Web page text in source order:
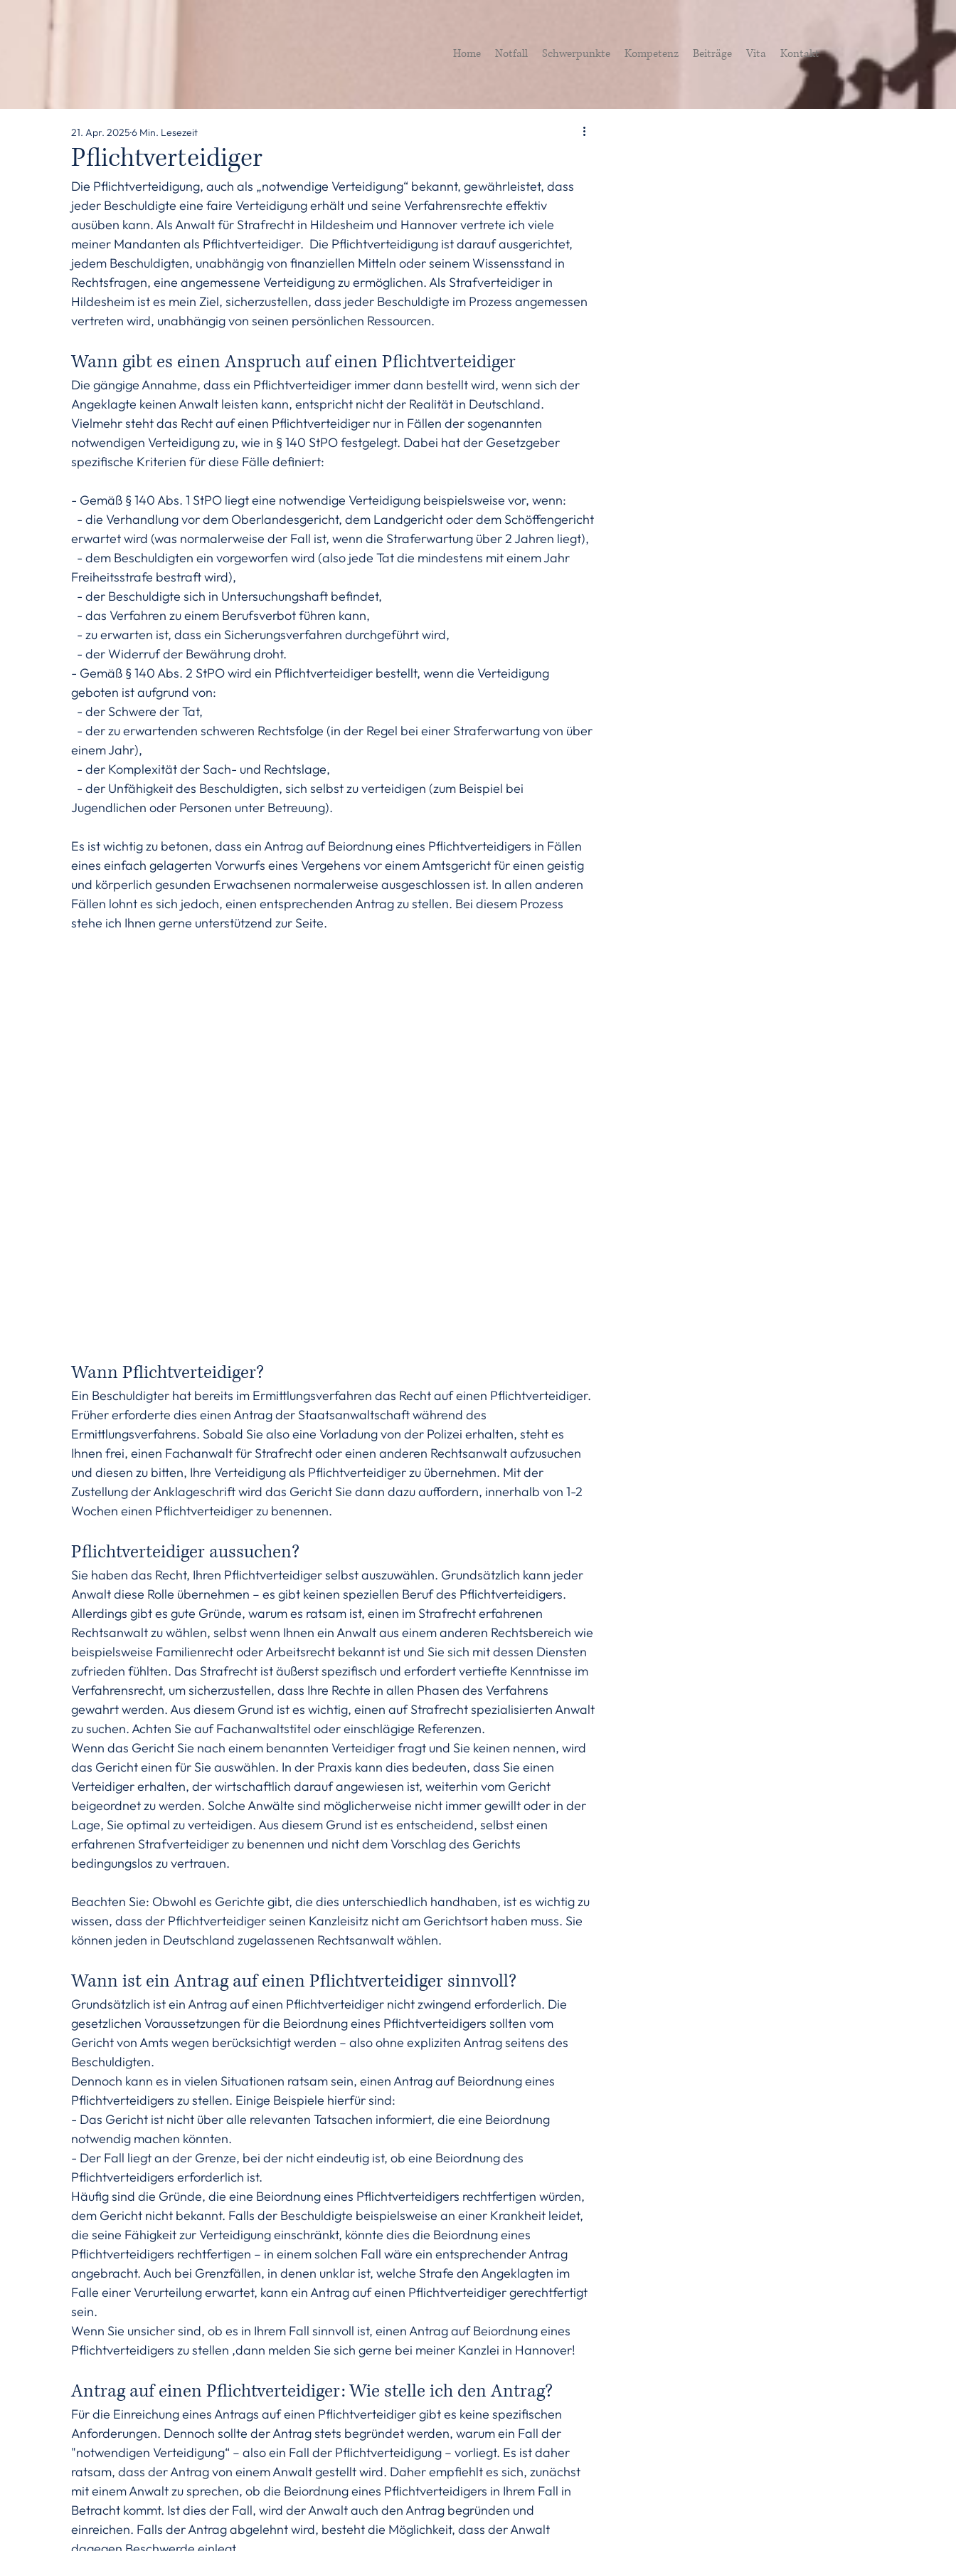
Home Notfall Schwerpunkte Kompetenz Beiträge Vita Kontakt
Pflichtverteidiger
21. Apr. 20256 Min. Lesezeit
Die Pflichtverteidigung, auch als „notwendige Verteidigung“ bekannt, gewährleistet, dass
jeder Beschuldigte eine faire Verteidigung erhält und seine Verfahrensrechte effektiv
ausüben kann. Als Anwalt für Strafrecht in Hildesheim und Hannover vertrete ich viele
meiner Mandanten als Pflichtverteidiger.  Die Pflichtverteidigung ist darauf ausgerichtet,
jedem Beschuldigten, unabhängig von finanziellen Mitteln oder seinem Wissensstand in
Rechtsfragen, eine angemessene Verteidigung zu ermöglichen. Als Strafverteidiger in
Hildesheim ist es mein Ziel, sicherzustellen, dass jeder Beschuldigte im Prozess angemessen
vertreten wird, unabhängig von seinen persönlichen Ressourcen.
Wann gibt es einen Anspruch auf einen Pflichtverteidiger
Die gängige Annahme, dass ein Pflichtverteidiger immer dann bestellt wird, wenn sich der
Angeklagte keinen Anwalt leisten kann, entspricht nicht der Realität in Deutschland.
Vielmehr steht das Recht auf einen Pflichtverteidiger nur in Fällen der sogenannten
notwendigen Verteidigung zu, wie in § 140 StPO festgelegt. Dabei hat der Gesetzgeber
spezifische Kriterien für diese Fälle definiert:
- Gemäß § 140 Abs. 1 StPO liegt eine notwendige Verteidigung beispielsweise vor, wenn:
- die Verhandlung vor dem Oberlandesgericht, dem Landgericht oder dem Schöffengericht
erwartet wird (was normalerweise der Fall ist, wenn die Straferwartung über 2 Jahren liegt),
- dem Beschuldigten ein vorgeworfen wird (also jede Tat die mindestens mit einem Jahr
Freiheitsstrafe bestraft wird),
- der Beschuldigte sich in Untersuchungshaft befindet,
- das Verfahren zu einem Berufsverbot führen kann,
- zu erwarten ist, dass ein Sicherungsverfahren durchgeführt wird,
- der Widerruf der Bewährung droht.
- Gemäß § 140 Abs. 2 StPO wird ein Pflichtverteidiger bestellt, wenn die Verteidigung
geboten ist aufgrund von:
- der Schwere der Tat,
- der zu erwartenden schweren Rechtsfolge (in der Regel bei einer Straferwartung von über
einem Jahr),
- der Komplexität der Sach- und Rechtslage,
- der Unfähigkeit des Beschuldigten, sich selbst zu verteidigen (zum Beispiel bei
Jugendlichen oder Personen unter Betreuung).
Es ist wichtig zu betonen, dass ein Antrag auf Beiordnung eines Pflichtverteidigers in Fällen
eines einfach gelagerten Vorwurfs eines Vergehens vor einem Amtsgericht für einen geistig
und körperlich gesunden Erwachsenen normalerweise ausgeschlossen ist. In allen anderen
Fällen lohnt es sich jedoch, einen entsprechenden Antrag zu stellen. Bei diesem Prozess
stehe ich Ihnen gerne unterstützend zur Seite.
Wann Pflichtverteidiger?
Ein Beschuldigter hat bereits im Ermittlungsverfahren das Recht auf einen Pflichtverteidiger.
Früher erforderte dies einen Antrag der Staatsanwaltschaft während des
Ermittlungsverfahrens. Sobald Sie also eine Vorladung von der Polizei erhalten, steht es
Ihnen frei, einen Fachanwalt für Strafrecht oder einen anderen Rechtsanwalt aufzusuchen
und diesen zu bitten, Ihre Verteidigung als Pflichtverteidiger zu übernehmen. Mit der
Zustellung der Anklageschrift wird das Gericht Sie dann dazu auffordern, innerhalb von 1-2
Wochen einen Pflichtverteidiger zu benennen.
Pflichtverteidiger aussuchen?
Sie haben das Recht, Ihren Pflichtverteidiger selbst auszuwählen. Grundsätzlich kann jeder
Anwalt diese Rolle übernehmen – es gibt keinen speziellen Beruf des Pflichtverteidigers.
Allerdings gibt es gute Gründe, warum es ratsam ist, einen im Strafrecht erfahrenen
Rechtsanwalt zu wählen, selbst wenn Ihnen ein Anwalt aus einem anderen Rechtsbereich wie
beispielsweise Familienrecht oder Arbeitsrecht bekannt ist und Sie sich mit dessen Diensten
zufrieden fühlten. Das Strafrecht ist äußerst spezifisch und erfordert vertiefte Kenntnisse im
Verfahrensrecht, um sicherzustellen, dass Ihre Rechte in allen Phasen des Verfahrens
gewahrt werden. Aus diesem Grund ist es wichtig, einen auf Strafrecht spezialisierten Anwalt
zu suchen. Achten Sie auf Fachanwaltstitel oder einschlägige Referenzen.
Wenn das Gericht Sie nach einem benannten Verteidiger fragt und Sie keinen nennen, wird
das Gericht einen für Sie auswählen. In der Praxis kann dies bedeuten, dass Sie einen
Verteidiger erhalten, der wirtschaftlich darauf angewiesen ist, weiterhin vom Gericht
beigeordnet zu werden. Solche Anwälte sind möglicherweise nicht immer gewillt oder in der
Lage, Sie optimal zu verteidigen. Aus diesem Grund ist es entscheidend, selbst einen
erfahrenen Strafverteidiger zu benennen und nicht dem Vorschlag des Gerichts
bedingungslos zu vertrauen.
Beachten Sie: Obwohl es Gerichte gibt, die dies unterschiedlich handhaben, ist es wichtig zu
wissen, dass der Pflichtverteidiger seinen Kanzleisitz nicht am Gerichtsort haben muss. Sie
können jeden in Deutschland zugelassenen Rechtsanwalt wählen.
Wann ist ein Antrag auf einen Pflichtverteidiger sinnvoll?
Grundsätzlich ist ein Antrag auf einen Pflichtverteidiger nicht zwingend erforderlich. Die
gesetzlichen Voraussetzungen für die Beiordnung eines Pflichtverteidigers sollten vom
Gericht von Amts wegen berücksichtigt werden – also ohne expliziten Antrag seitens des
Beschuldigten.
Dennoch kann es in vielen Situationen ratsam sein, einen Antrag auf Beiordnung eines
Pflichtverteidigers zu stellen. Einige Beispiele hierfür sind:
- Das Gericht ist nicht über alle relevanten Tatsachen informiert, die eine Beiordnung
notwendig machen könnten.
- Der Fall liegt an der Grenze, bei der nicht eindeutig ist, ob eine Beiordnung des
Pflichtverteidigers erforderlich ist.
Häufig sind die Gründe, die eine Beiordnung eines Pflichtverteidigers rechtfertigen würden,
dem Gericht nicht bekannt. Falls der Beschuldigte beispielsweise an einer Krankheit leidet,
die seine Fähigkeit zur Verteidigung einschränkt, könnte dies die Beiordnung eines
Pflichtverteidigers rechtfertigen – in einem solchen Fall wäre ein entsprechender Antrag
angebracht. Auch bei Grenzfällen, in denen unklar ist, welche Strafe den Angeklagten im
Falle einer Verurteilung erwartet, kann ein Antrag auf einen Pflichtverteidiger gerechtfertigt
sein.
Wenn Sie unsicher sind, ob es in Ihrem Fall sinnvoll ist, einen Antrag auf Beiordnung eines
Pflichtverteidigers zu stellen ,dann melden Sie sich gerne bei meiner Kanzlei in Hannover!
Antrag auf einen Pflichtverteidiger: Wie stelle ich den Antrag?
Für die Einreichung eines Antrags auf einen Pflichtverteidiger gibt es keine spezifischen
Anforderungen. Dennoch sollte der Antrag stets begründet werden, warum ein Fall der
"notwendigen Verteidigung“ – also ein Fall der Pflichtverteidigung – vorliegt. Es ist daher
ratsam, dass der Antrag von einem Anwalt gestellt wird. Daher empfiehlt es sich, zunächst
mit einem Anwalt zu sprechen, ob die Beiordnung eines Pflichtverteidigers in Ihrem Fall in
Betracht kommt. Ist dies der Fall, wird der Anwalt auch den Antrag begründen und
einreichen. Falls der Antrag abgelehnt wird, besteht die Möglichkeit, dass der Anwalt